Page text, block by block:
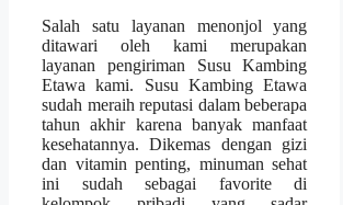
Salah satu layanan menonjol yang
ditawari oleh kami merupakan
layanan pengiriman Susu Kambing
Etawa kami. Susu Kambing Etawa
sudah meraih reputasi dalam beberapa
tahun akhir karena banyak manfaat
kesehatannya. Dikemas dengan gizi
dan vitamin penting, minuman sehat
ini sudah sebagai favorite di